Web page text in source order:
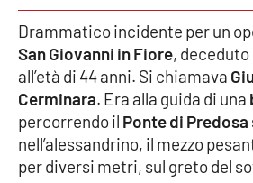
Meteo
Editoriali
VIDEO
Ambiente
Drammatico incidente per un
San Giovanni in Fiore,
all’età di 44 anni. Si chiamava
Cerminara. Era alla guida di una
percorrendo il Ponte di Predosa
nell’alessandrino, il mezzo
per diversi metri, sul greto del